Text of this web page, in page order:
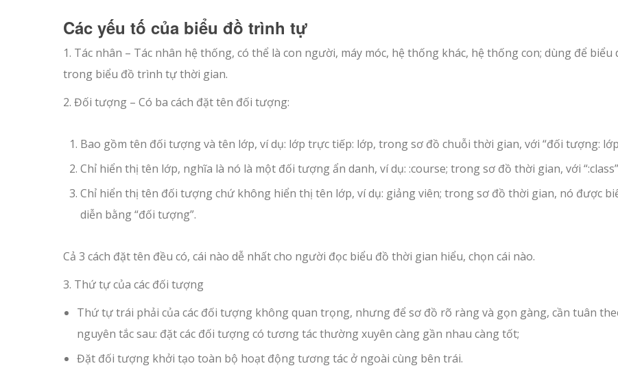
Các yếu tố của biểu đồ trình tự
1. Tác nhân – Tác nhân hệ thống, có thể là con người, máy móc, hệ thống khác, hệ thống con; dùng để biểu
trong biểu đồ trình tự thời gian.
2. Đối tượng – Có ba cách đặt tên đối tượng:
Bao gồm tên đối tượng và tên lớp, ví dụ: lớp trực tiếp: lớp, trong sơ đồ chuỗi thời gian, với “đối tượng:
Chỉ hiển thị tên lớp, nghĩa là nó là một đối tượng ẩn danh, ví dụ: :course; trong sơ đồ thời gian, với
Chỉ hiển thị tên đối tượng chứ không hiển thị tên lớp, ví dụ: giảng viên; trong sơ đồ thời gian, nó được
diễn bằng “đối tượng”.
Cả 3 cách đặt tên đều có, cái nào dễ nhất cho người đọc biểu đồ thời gian hiểu, chọn cái nào.
3. Thứ tự của các đối tượng
Thứ tự trái phải của các đối tượng không quan trọng, nhưng để sơ đồ rõ ràng và gọn gàng, cần tuân
nguyên tắc sau: đặt các đối tượng có tương tác thường xuyên càng gần nhau càng tốt;
Đặt đối tượng khởi tạo toàn bộ hoạt động tương tác ở ngoài cùng bên trái.